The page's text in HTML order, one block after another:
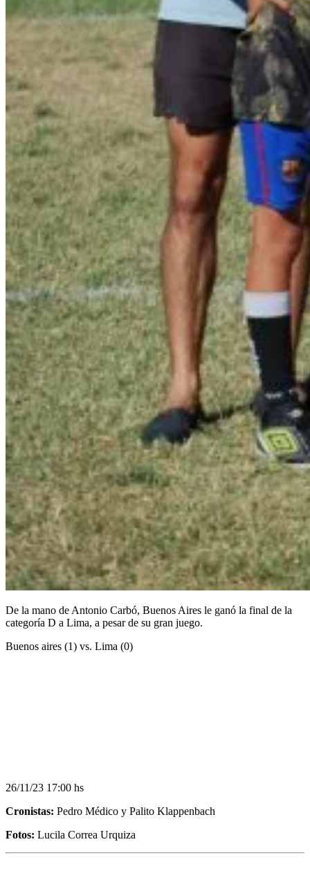
De la mano de Antonio Carbó, Buenos Aires le ganó la final de la
categoría D a Lima, a pesar de su gran juego.
Buenos aires (1) vs. Lima (0)
26/11/23 17:00 hs
Cronistas: Pedro Médico y Palito Klappenbach
Fotos: Lucila Correa Urquiza